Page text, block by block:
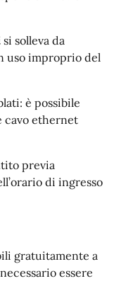
si solleva da
uso improprio del
è possibile
cavo ethernet
previa
di ingresso
gratuitamente a
essere